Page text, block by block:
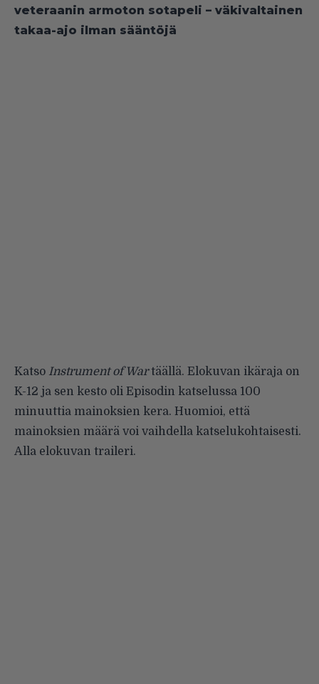
veteraanin armoton sotapeli – väkivaltainen
takaa-ajo ilman sääntöjä
Katso Instrument of War täällä. Elokuvan ikäraja on
K-12 ja sen kesto oli Episodin katselussa 100
minuuttia mainoksien kera. Huomioi, että
mainoksien määrä voi vaihdella katselukohtaisesti.
Alla elokuvan traileri.